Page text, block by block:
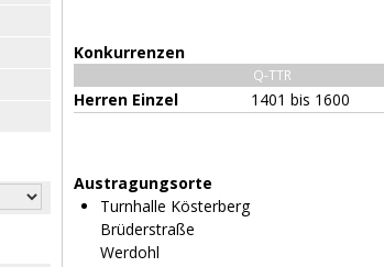
Konkurrenzen
Q-TTR
Herren Einzel 1401 bis 1600
Austragungsorte
Turnhalle Kösterberg
Brüderstraße
Werdohl